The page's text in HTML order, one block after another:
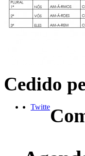
Cedido
Twitte